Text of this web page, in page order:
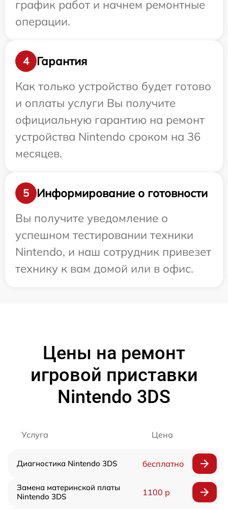
график работ и начнем ремонтные
операции.
4
Гарантия
Как только устройство будет готово
и оплаты услуги Вы получите
официальную гарантию на ремонт
устройства Nintendo сроком на 36
месяцев.
5
Информирование о готовности
Вы получите уведомление о
успешном тестировании техники
Nintendo, и наш сотрудник привезет
технику к вам домой или в офис.
Цены на ремонт
игровой приставки
Nintendo 3DS
Услуга Цена
Диагностика Nintendo 3DS бесплатно
Замена материнской платы
Nintendo 3DS
1100 р